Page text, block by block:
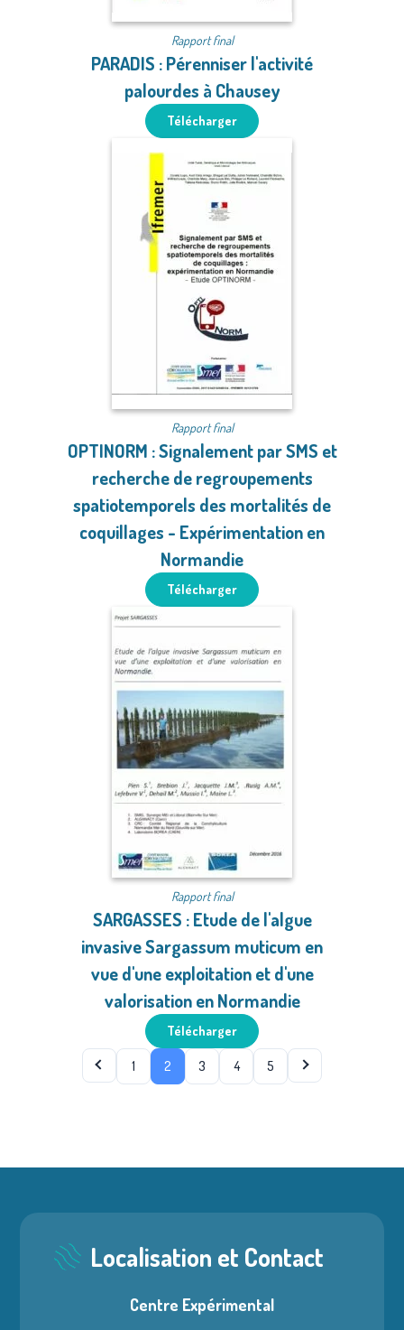
Rapport final
PARADIS : Pérenniser l'activité
palourdes à Chausey
Télécharger
Rapport final
OPTINORM : Signalement par SMS et
recherche de regroupements
spatiotemporels des mortalités de
coquillages - Expérimentation en
Normandie
Télécharger
Rapport final
SARGASSES : Etude de l'algue
invasive Sargassum muticum en
vue d'une exploitation et d'une
valorisation en Normandie
Télécharger
1 2 3 4 5
Localisation et Contact
Centre Expérimental